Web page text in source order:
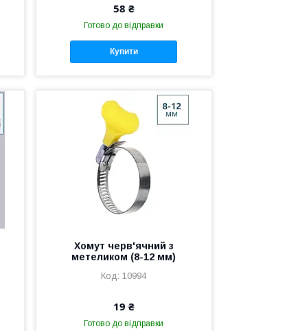
58 ₴
Готово до відправки
Купити
Хомут черв'ячний з
метеликом (8-12 мм)
10994
19 ₴
Готово до відправки